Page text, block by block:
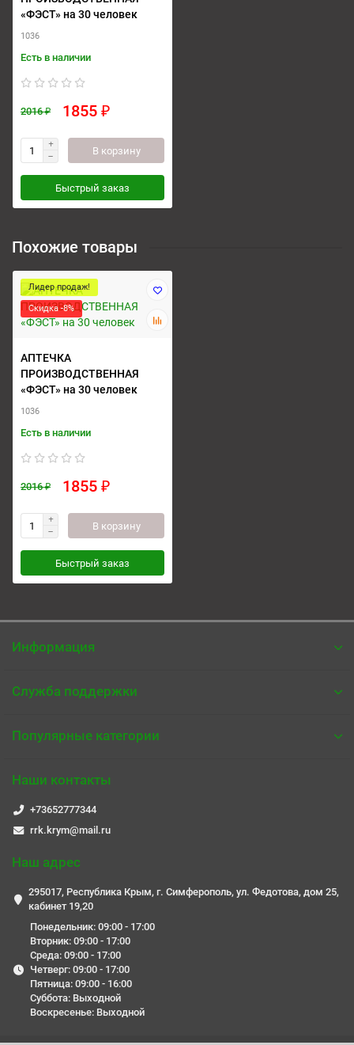
«ФЭСТ» на 30 человек
1036
Есть в наличии
2016 ₽ 1855 ₽
В корзину
Быстрый заказ
Похожие товары
Лидер продаж!
Скидка -8%
АПТЕЧКА
ПРОИЗВОДСТВЕННАЯ
«ФЭСТ» на 30 человек
1036
Есть в наличии
2016 ₽ 1855 ₽
В корзину
Быстрый заказ
Информация
Служба поддержки
Популярные категории
Наши контакты
+73652777344
rrk.krym@mail.ru
Наш адрес
295017, Республика Крым, г. Симферополь, ул. Федотова, дом 25,
кабинет 19,20
Понедельник: 09:00 - 17:00
Вторник: 09:00 - 17:00
Среда: 09:00 - 17:00
Четверг: 09:00 - 17:00
Пятница: 09:00 - 16:00
Суббота: Выходной
Воскресенье: Выходной